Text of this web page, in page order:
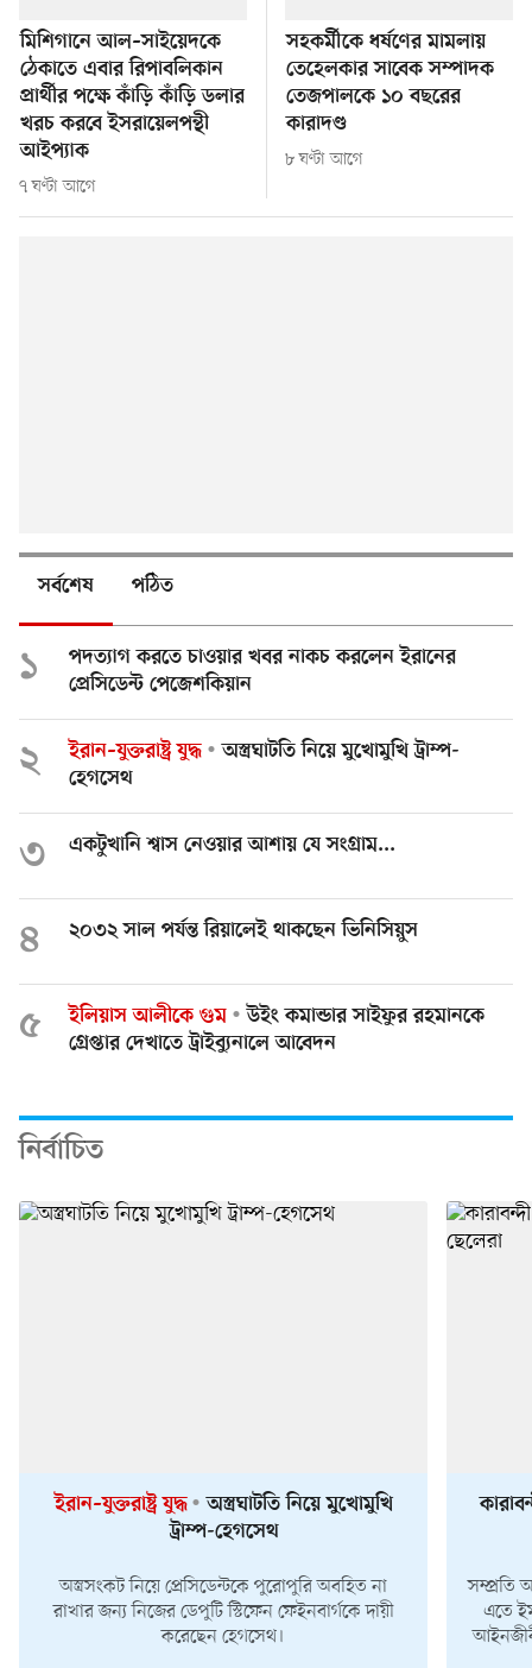
মিশিগানে আল–সাইয়েদকে
ঠেকাতে এবার রিপাবলিকান
প্রার্থীর পক্ষে কাঁড়ি কাঁড়ি ডলার
খরচ করবে ইসরায়েলপন্থী
আইপ্যাক
৭ ঘণ্টা আগে
সহকর্মীকে ধর্ষণের মামলায়
তেহেলকার সাবেক সম্পাদক
তেজপালকে ১০ বছরের
কারাদণ্ড
৮ ঘণ্টা আগে
সর্বশেষ পঠিত
১
পদত্যাগ করতে চাওয়ার খবর নাকচ করলেন ইরানের
প্রেসিডেন্ট পেজেশকিয়ান
২ ইরান–যুক্তরাষ্ট্র যুদ্ধ
অস্ত্রঘাটতি নিয়ে মুখোমুখি ট্রাম্প-
হেগসেথ
৩ একটুখানি শ্বাস নেওয়ার আশায় যে সংগ্রাম...
৪ ২০৩২ সাল পর্যন্ত রিয়ালেই থাকছেন ভিনিসিয়ুস
৫ ইলিয়াস আলীকে গুম
উইং কমান্ডার সাইফুর রহমানকে
গ্রেপ্তার দেখাতে ট্রাইব্যুনালে আবেদন
নির্বাচিত
ইরান–যুক্তরাষ্ট্র যুদ্ধ
অস্ত্রঘাটতি নিয়ে মুখোমুখি
ট্রাম্প-হেগসেথ
অস্ত্রসংকট নিয়ে প্রেসিডেন্টকে পুরোপুরি অবহিত না
রাখার জন্য নিজের ডেপুটি স্টিফেন ফেইনবার্গকে দায়ী
করেছেন হেগসেথ।
সম্প্রতি
এতে